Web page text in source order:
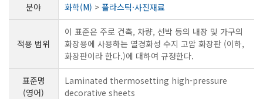
분야 화학(M) > 플라스틱·사진재료
적용 범위
이 표준은 주로 건축, 차량, 선박 등의 내장 및 가구의
화장용에 사용하는 열경화성 수지 고압 화장판 (이하,
화장판이라 한다.)에 대하여 규정한다.
표준명
(영어)
Laminated thermosetting high-pressure
decorative sheets